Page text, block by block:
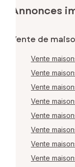
Annonces
Vente de
Vente
Vente
Vente
Vente
Vente
Vente
Vente
Vente